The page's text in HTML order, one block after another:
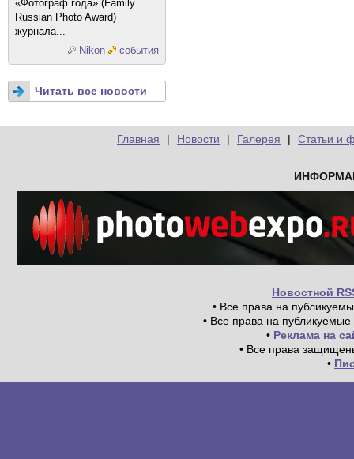
«Фотограф года» (Family
Russian Photo Award)
журнала...
Nikon
события
Читать все новости
Главная | Новости | Галерея | Статьи и
Новостной
• Все права на
• Все права на
• Реклама на
• Все права
•